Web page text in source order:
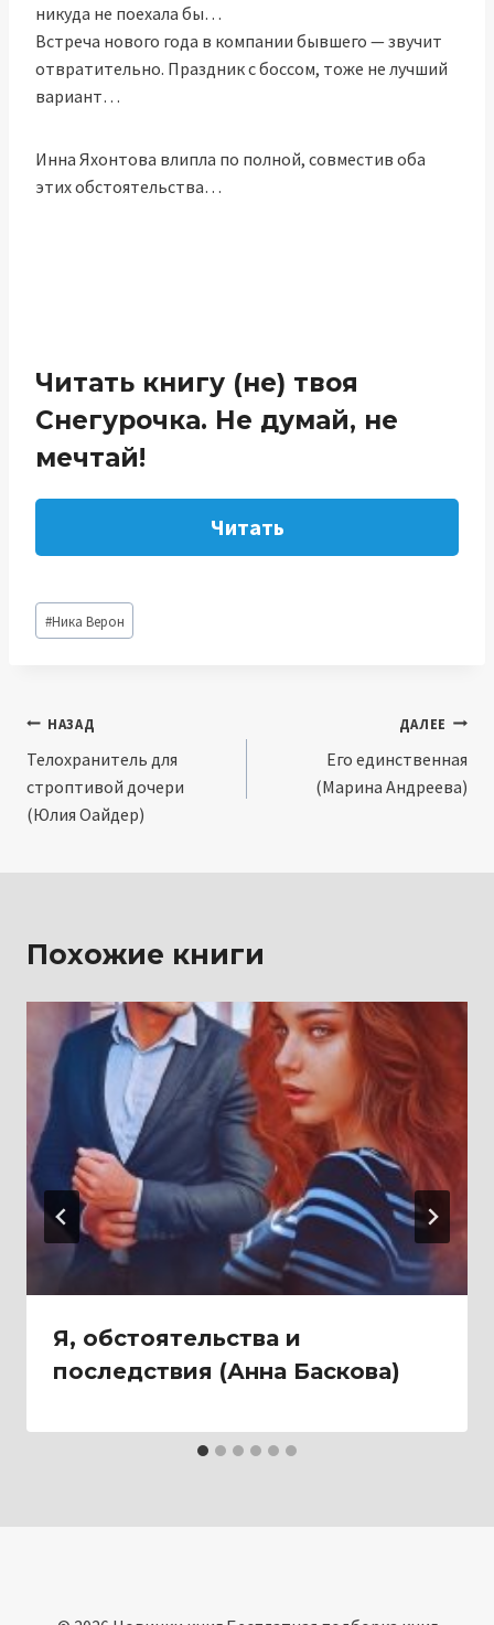
никуда не поехала бы…
Встреча нового года в компании бывшего — звучит
отвратительно. Праздник с боссом, тоже не лучший
вариант…
Инна Яхонтова влипла по полной, совместив оба
этих обстоятельства…
Читать книгу (не) твоя
Снегурочка. Не думай, не
мечтай!
Читать
Метки
записи:
#Ника Верон
Навигация
по
записям
НАЗАД
Телохранитель для
строптивой дочери
(Юлия Оайдер)
ДАЛЕЕ
Его единственная
(Марина Андреева)
Похожие книги
Я, обстоятельства и
последствия (Анна Баскова)